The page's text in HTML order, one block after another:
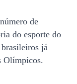
de
do esporte do
já
Olímpicos.